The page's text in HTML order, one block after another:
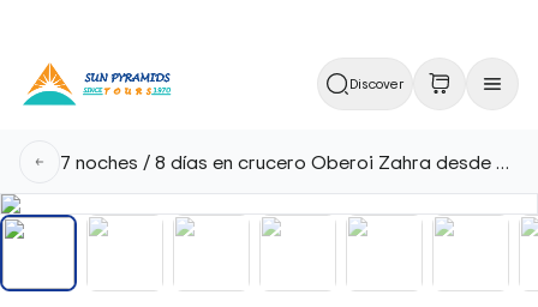
Discover
7 noches / 8 días en crucero Oberoi Zahra desde Asuán a Luxor